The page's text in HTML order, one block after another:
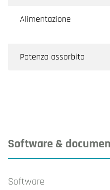
Alimentazione
Potenza assorbita
Software &
Software